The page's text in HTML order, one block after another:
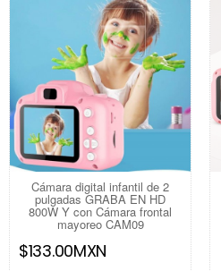
Cámara digital infantil de 2
pulgadas GRABA EN HD
800W Y con Cámara frontal
mayoreo CAM09
$133.00MXN